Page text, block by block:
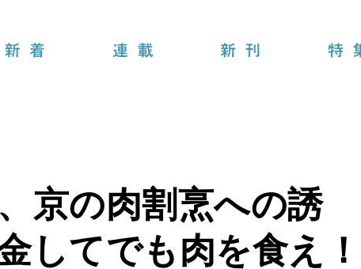
京の肉割烹への誘
してでも肉を食え！